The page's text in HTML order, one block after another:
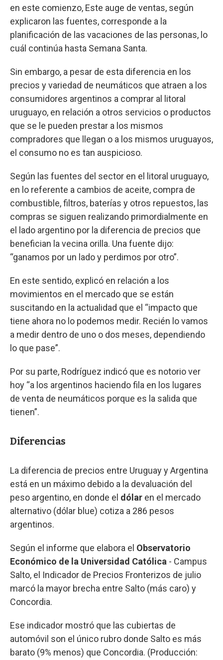
en este comienzo, Este auge de ventas, según
explicaron las fuentes, corresponde a la
planificación de las vacaciones de las personas, lo
cuál continúa hasta Semana Santa.
Sin embargo, a pesar de esta diferencia en los
precios y variedad de neumáticos que atraen a los
consumidores argentinos a comprar al litoral
uruguayo, en relación a otros servicios o productos
que se le pueden prestar a los mismos
compradores que llegan o a los mismos uruguayos,
el consumo no es tan auspicioso.
Según las fuentes del sector en el litoral uruguayo,
en lo referente a cambios de aceite, compra de
combustible, filtros, baterías y otros repuestos, las
compras se siguen realizando primordialmente en
el lado argentino por la diferencia de precios que
benefician la vecina orilla. Una fuente dijo:
“ganamos por un lado y perdimos por otro”.
En este sentido, explicó en relación a los
movimientos en el mercado que se están
suscitando en la actualidad que el “impacto que
tiene ahora no lo podemos medir. Recién lo vamos
a medir dentro de uno o dos meses, dependiendo
lo que pase”.
Por su parte, Rodríguez indicó que es notorio ver
hoy “a los argentinos haciendo fila en los lugares
de venta de neumáticos porque es la salida que
tienen”.
Diferencias
La diferencia de precios entre Uruguay y Argentina
está en un máximo debido a la devaluación del
peso argentino, en donde el dólar en el mercado
alternativo (dólar blue) cotiza a 286 pesos
argentinos.
Según el informe que elabora el Observatorio
Económico de la Universidad Católica - Campus
Salto, el Indicador de Precios Fronterizos de julio
marcó la mayor brecha entre Salto (más caro) y
Concordia.
Ese indicador mostró que las cubiertas de
automóvil son el único rubro donde Salto es más
barato (9% menos) que Concordia. (Producción: